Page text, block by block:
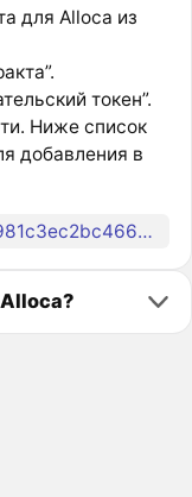
для Alloca из
токен”.
Ниже список
добавления в
0x1ad7052bb331a0529c1981c3ec2bc4663498a110